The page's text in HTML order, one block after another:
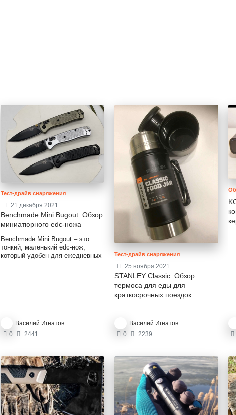
Тест-драйв снаряжения
21 декабря 2021
Benchmade Mini Bugout. Обзор
миниатюрного edc-ножа
Benchmade Mini Bugout – это
тонкий, маленький edc-нож,
который удобен для ежедневных
Василий Игнатов
0
2441
Тест-драйв снаряжения
25 ноября 2021
STANLEY Classic. Обзор
термоса для еды для
краткосрочных поездок
Василий Игнатов
0
2239